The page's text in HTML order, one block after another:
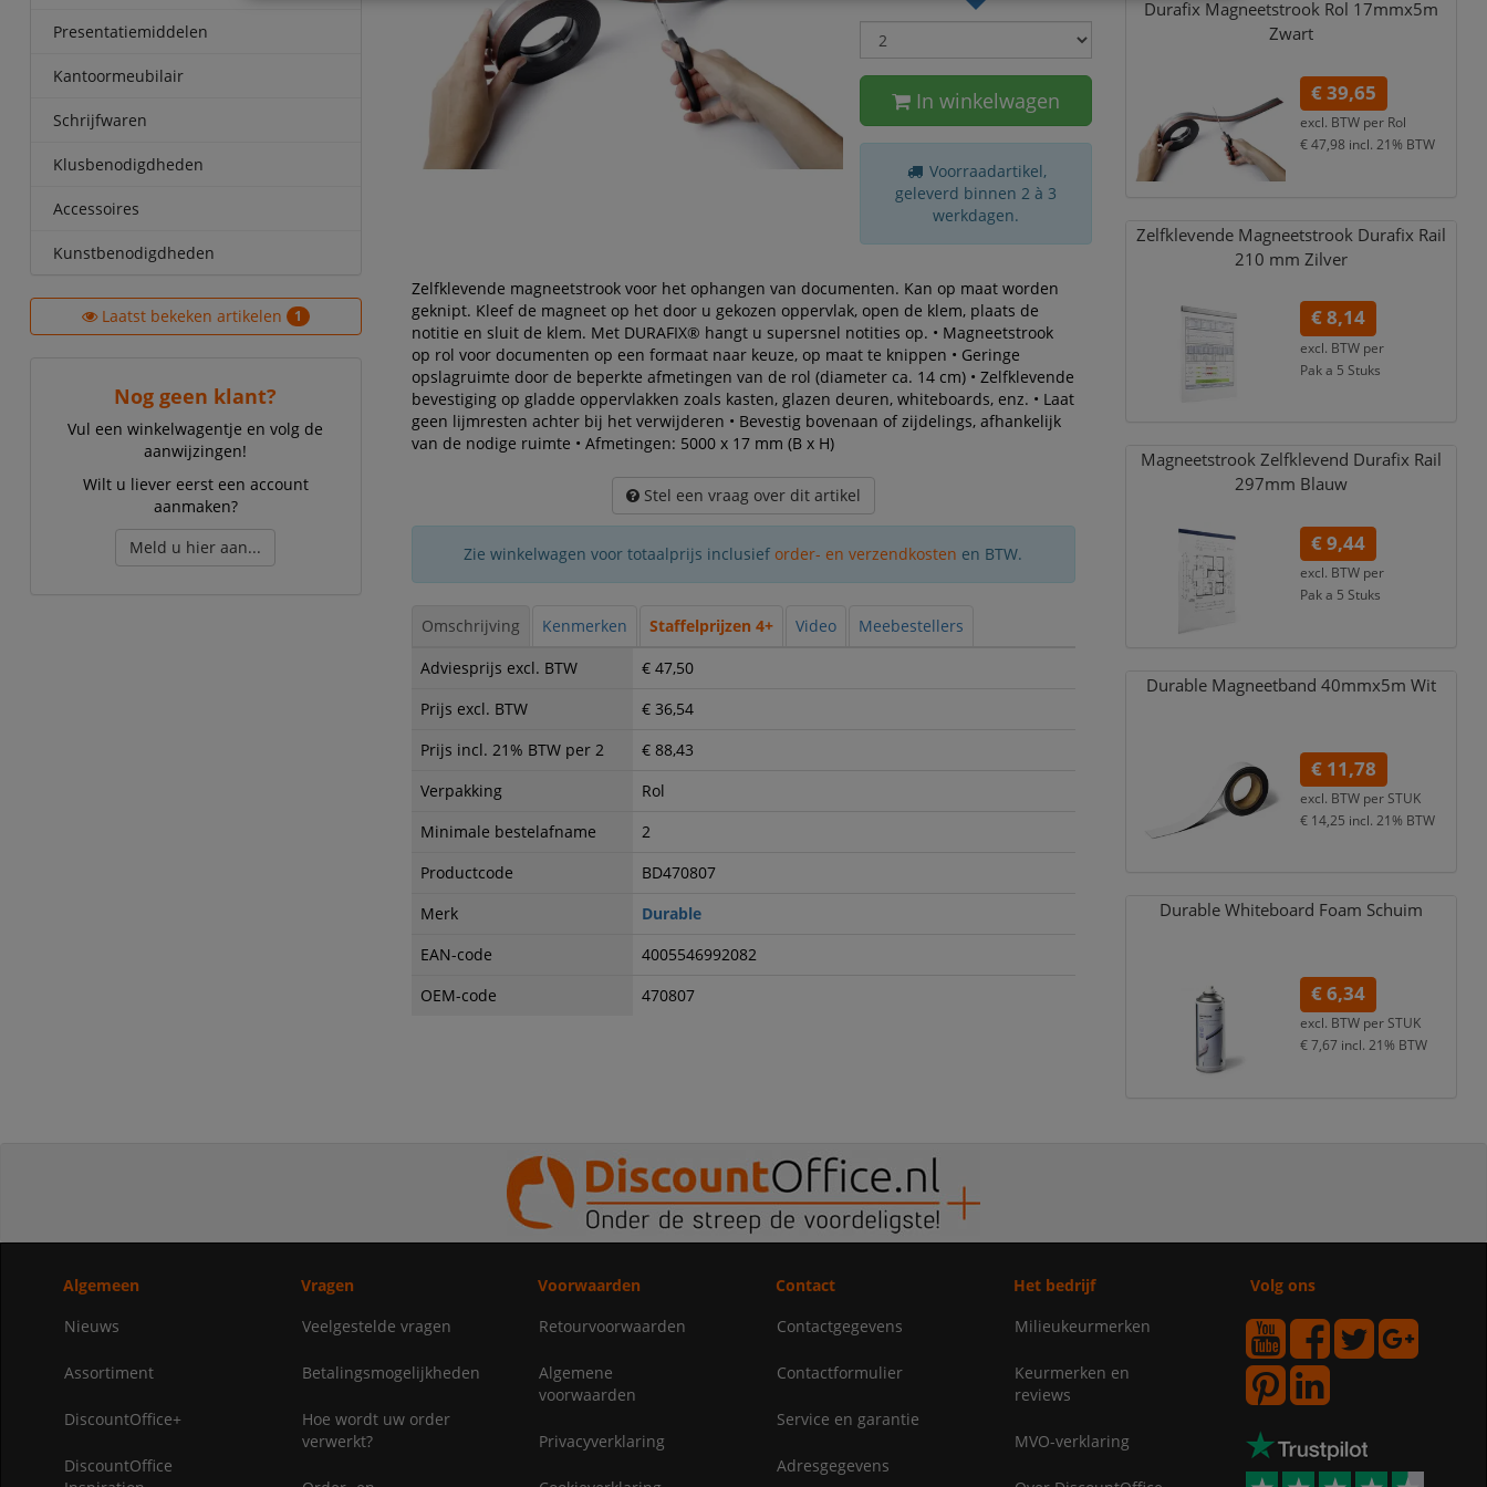
Presentatiemiddelen
Kantoormeubilair
Schrijfwaren
Klusbenodigdheden
Accessoires
Kunstbenodigdheden
Laatst bekeken artikelen 1
Nog geen klant?
Vul een winkelwagentje en volg de
aanwijzingen!
Wilt u liever eerst een account
aanmaken?
Meld u hier aan...
In winkelwagen
Voorraadartikel,
geleverd binnen 2 à 3
werkdagen.
Zelfklevende magneetstrook voor het ophangen van documenten. Kan op maat worden
geknipt. Kleef de magneet op het door u gekozen oppervlak, open de klem, plaats de
notitie en sluit de klem. Met DURAFIX® hangt u supersnel notities op. • Magneetstrook
op rol voor documenten op een formaat naar keuze, op maat te knippen • Geringe
opslagruimte door de beperkte afmetingen van de rol (diameter ca. 14 cm) • Zelfklevende
bevestiging op gladde oppervlakken zoals kasten, glazen deuren, whiteboards, enz. • Laat
geen lijmresten achter bij het verwijderen • Bevestig bovenaan of zijdelings, afhankelijk
van de nodige ruimte • Afmetingen: 5000 x 17 mm (B x H)
Stel een vraag over dit artikel
Zie winkelwagen voor totaalprijs inclusief order- en verzendkosten en BTW.
Omschrijving Kenmerken Staffelprijzen 4+ Video
Meebestellers
Adviesprijs excl. BTW
€ 47,50
Prijs excl. BTW
€ 36,54
Prijs incl. 21% BTW per 2
€ 88,43
Verpakking
Rol
Minimale bestelafname
2
Productcode
BD470807
Merk
Durable
EAN-code
4005546992082
OEM-code
470807
Durafix Magneetstrook Rol 17mmx5m
Zwart
€ 39,65
excl. BTW per Rol
€ 47,98 incl. 21% BTW
Zelfklevende Magneetstrook Durafix Rail
210 mm Zilver
€ 8,14
excl. BTW per
Pak a 5 Stuks
Magneetstrook Zelfklevend Durafix Rail
297mm Blauw
€ 9,44
excl. BTW per
Pak a 5 Stuks
Durable Magneetband 40mmx5m Wit
€ 11,78
excl. BTW per STUK
€ 14,25 incl. 21% BTW
Durable Whiteboard Foam Schuim
€ 6,34
excl. BTW per STUK
€ 7,67 incl. 21% BTW
Algemeen
Nieuws
Assortiment
DiscountOffice+
DiscountOffice
Vragen
Veelgestelde vragen
Betalingsmogelijkheden
Hoe wordt uw order
verwerkt?
Voorwaarden
Retourvoorwaarden
Algemene
voorwaarden
Privacyverklaring
Contact
Contactgegevens
Contactformulier
Service en garantie
Adresgegevens
Het bedrijf
Milieukeurmerken
Keurmerken en
reviews
MVO-verklaring
Volg ons